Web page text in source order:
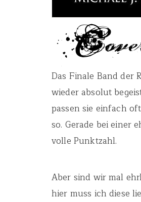
Das Finale Band der
wieder absolut
passen sie einfach
so. Gerade bei einer
volle Punktzahl.
Aber sind wir mal
hier muss ich diese